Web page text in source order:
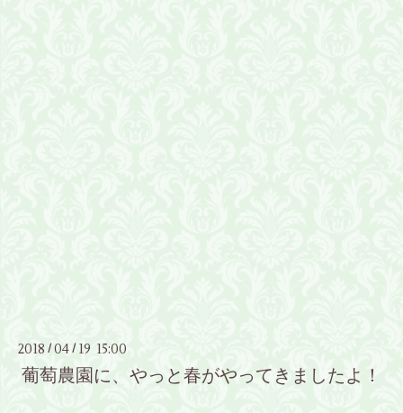
2018 / 04 / 19 15:00
葡萄農園に、やっと春がやってきましたよ！